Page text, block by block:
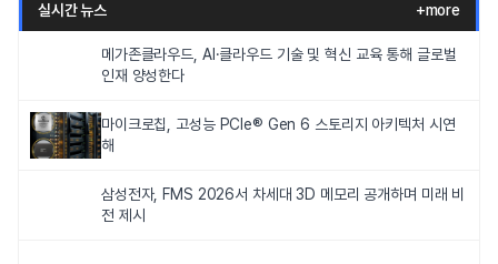
실시간 뉴스 +more
메가존클라우드, AI·클라우드 기술 및 혁신 교육 통해 글로벌
인재 양성한다
마이크로칩, 고성능 PCIe® Gen 6 스토리지 아키텍처 시연
해
삼성전자, FMS 2026서 차세대 3D 메모리 공개하며 미래 비
전 제시